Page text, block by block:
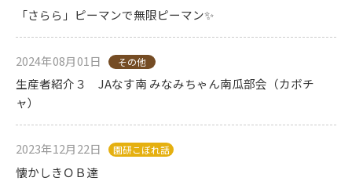
「さらら」ピーマンで無限ピーマン✨
2024年08月01日 その他
生産者紹介３ JAなす南 みなみちゃん南瓜部会（カボチ
ャ）
2023年12月22日 園研こぼれ話
懐かしきＯＢ達